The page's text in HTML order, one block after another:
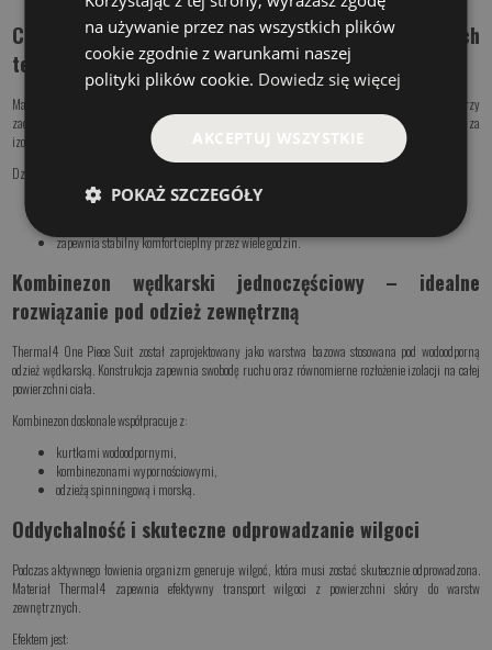
Ciepła bielizna wędkarska do użytkowania w niskich
temperaturach
Materiał Thermal4 został zaprojektowany w celu zapewnienia skutecznej izolacji termicznej przy
zachowaniu wysokiej oddychalności. Struktura włókien zatrzymuje powietrze odpowiedzialne za
izolację, jednocześnie umożliwiając odprowadzanie wilgoci na zewnątrz.
Dzięki temu ciepła bielizna wędkarska Geoff Anderson:
utrzymuje ciepło nawet podczas niskich temperatur,
zapewnia stabilny komfort cieplny przez wiele godzin.
Kombinezon wędkarski jednoczęściowy – idealne
rozwiązanie pod odzież zewnętrzną
Thermal4 One Piece Suit został zaprojektowany jako warstwa bazowa stosowana pod wodoodporną
odzież wędkarską. Konstrukcja zapewnia swobodę ruchu oraz równomierne rozłożenie izolacji na całej
powierzchni ciała.
Kombinezon doskonale współpracuje z:
kurtkami wodoodpornymi,
kombinezonami wypornościowymi,
odzieżą spinningową i morską.
Oddychalność i skuteczne odprowadzanie wilgoci
Podczas aktywnego łowienia organizm generuje wilgoć, która musi zostać skutecznie odprowadzona.
Materiał Thermal4 zapewnia efektywny transport wilgoci z powierzchni skóry do warstw
zewnętrznych.
Efektem jest:
na używanie przez nas wszystkich plików
cookie zgodnie z warunkami naszej
polityki plików cookie. Dowiedz się więcej
AKCEPTUJ WSZYSTKIE
POKAŻ SZCZEGÓŁY